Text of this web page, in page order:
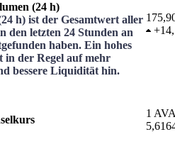
(24 h)
h) ist der Gesamtwert aller
den letzten 24 Stunden an
haben. Ein hohes
in der Regel auf mehr
bessere Liquidität hin.
+
1